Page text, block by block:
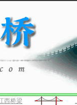
西桥梁